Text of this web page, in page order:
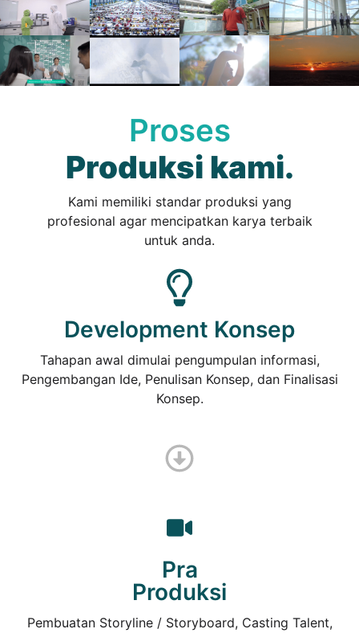
Proses
Produksi kami.
Kami memiliki standar produksi yang
profesional agar mencipatkan karya terbaik
untuk anda.
Development Konsep
Tahapan awal dimulai pengumpulan informasi,
Pengembangan Ide, Penulisan Konsep, dan Finalisasi
Konsep.
Pra
Produksi
Pembuatan Storyline / Storyboard, Casting Talent,